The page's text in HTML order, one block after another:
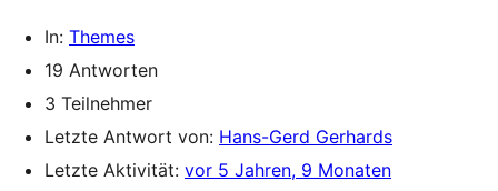
In: Themes
19 Antworten
3 Teilnehmer
Letzte Antwort von: Hans-Gerd Gerhards
Letzte Aktivität: vor 5 Jahren, 9 Monaten